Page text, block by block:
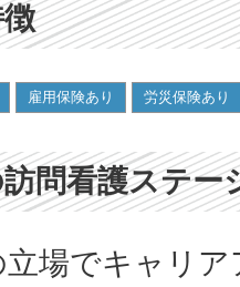
雇用保険あり 労災保険あり
問看護ステー
場でキャリア